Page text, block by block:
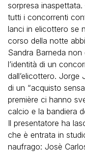
sorpresa
tutti i concorrenti
lanci in elicottero se
corso della notte
Sandra Barneda
l’identità di un
dall’elicottero.
di un “acquisto
première ci hanno
calcio e la bandiera
Il presentatore ha
che è entrata in
naufrago: Josè